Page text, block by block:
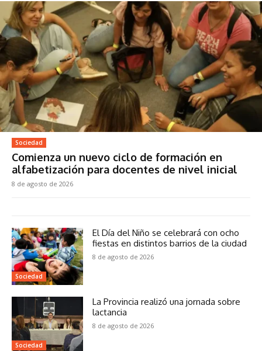
Sociedad
Comienza un nuevo ciclo de formación en
alfabetización para docentes de nivel inicial
8 de agosto de 2026
Sociedad
El Día del Niño se celebrará con ocho
fiestas en distintos barrios de la ciudad
8 de agosto de 2026
Sociedad
La Provincia realizó una jornada sobre
lactancia
8 de agosto de 2026